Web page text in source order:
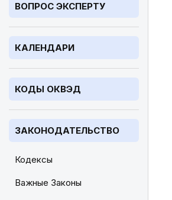
ВОПРОС ЭКСПЕРТУ
КАЛЕНДАРИ
КОДЫ ОКВЭД
ЗАКОНОДАТЕЛЬСТВО
Кодексы
Важные Законы